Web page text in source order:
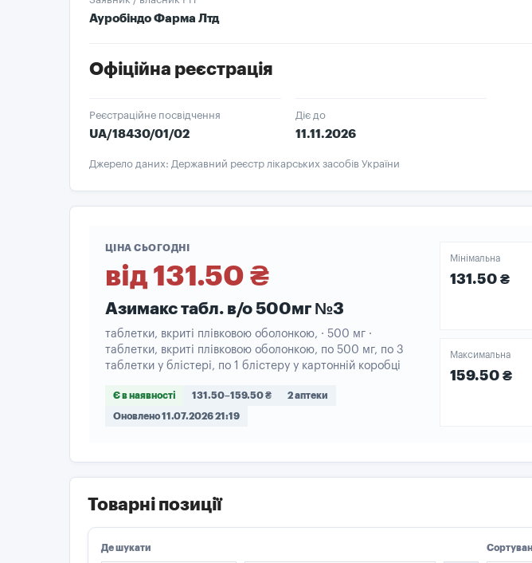
Ауробіндо Фарма Лтд
Офіційна реєстрація
Реєстраційне посвідчення
UA/18430/01/02
Діє до
11.11.2026
Джерело даних: Державний реєстр лікарських засобів України
ЦІНА СЬОГОДНІ
від 131.50 ₴
Азимакс табл. в/о 500мг №3
таблетки, вкриті плівковою оболонкою, · 500 мг ·
таблетки, вкриті плівковою оболонкою, по 500 мг, по 3
таблетки у блістері, по 1 блістеру у картонній коробці
Є в наявності 131.50–159.50 ₴ 2 аптеки
Оновлено 11.07.2026 21:19
Мінімальна
131.50 ₴
Максимальна
159.50 ₴
Товарні позиції
Де шукати